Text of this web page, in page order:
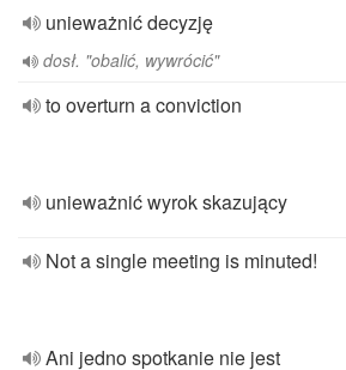
unieważnić decyzję
dosł. "obalić, wywrócić"
to overturn a conviction
unieważnić wyrok skazujący
Not a single meeting is minuted!
Ani jedno spotkanie nie jest